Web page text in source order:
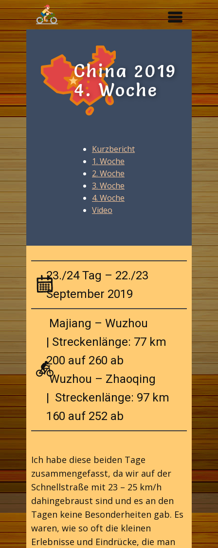
China 2019
4. Woche
Kurzbericht
1. Woche
2. Woche
3. Woche
4. Woche
Video
23./24 Tag – 22./23
September 2019
Majiang – Wuzhou
| Streckenlänge: 77 km
200 auf 260 ab
Wuzhou – Zhaoqing
| Streckenlänge: 97 km
160 auf 252 ab
Ich habe diese beiden Tage
zusammengefasst, da wir auf der
Schnellstraße mit 23 – 25 km/h
dahingebraust sind und es an den
Tagen keine Besonderheiten gab. Es
waren, wie so oft die kleinen
Erlebnisse und Eindrücke, die man